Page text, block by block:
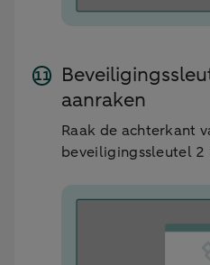
aanraken
Raak de achterkant
beveiligingssleutel 2